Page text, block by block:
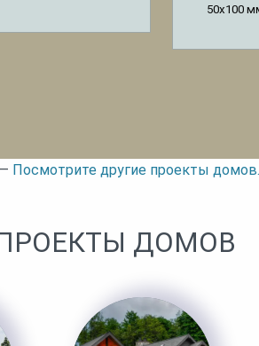
50x100
Посмотрите другие проекты домов.
ДОМОВ